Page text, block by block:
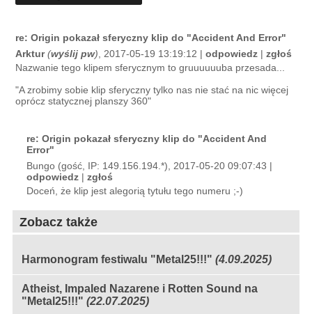
re: Origin pokazał sferyczny klip do "Accident And Error"
Arktur (wyślij pw) , 2017-05-19 13:19:12 |odpowiedz |zgłoś
Nazwanie tego klipem sferycznym to gruuuuuuba przesada...
"A zrobimy sobie klip sferyczny tylko nas nie stać na nic więcej
oprócz statycznej planszy 360"
re: Origin pokazał sferyczny klip do "Accident And
Error"
Bungo (gość, IP: 149.156.194.*), 2017-05-20 09:07:43 |
odpowiedz |zgłoś
Doceń, że klip jest alegorią tytułu tego numeru ;-)
Zobacz także
Harmonogram festiwalu "Metal25!!!" (4.09.2025)
Atheist, Impaled Nazarene i Rotten Sound na
"Metal25!!!" (22.07.2025)